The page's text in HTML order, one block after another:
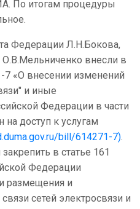
По итогам процедуры
Федерации Л.Н.Бокова,
внесли в
«О внесении изменений
и иные
Федерации в части
на доступ к услугам
bill/614271-7).
в статье 161
Федерации
размещения и
сетей электросвязи и